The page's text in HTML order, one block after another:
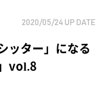
2020/05/24 UP DATE
ッター」になる
vol.8